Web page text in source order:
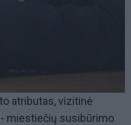
atributas, vizitinė
miestiečių susibūrimo